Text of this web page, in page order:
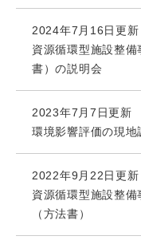
2024年7月16日更新
資源循環型施設整
書）の説明会
2023年7月7日更新
環境影響評価の現地
2022年9月22日更新
資源循環型施設整
（方法書）